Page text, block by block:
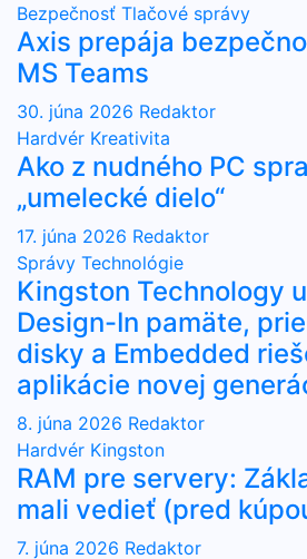
Bezpečnosť Tlačové správy
Axis prepája
MS Teams
30. júna 2026 Redaktor
Hardvér Kreativita
Ako z nudného PC
„umelecké dielo“
17. júna 2026 Redaktor
Správy Technológie
Kingston Technology
Design-In pamäte,
disky a Embedded
aplikácie novej
8. júna 2026 Redaktor
Hardvér Kingston
RAM pre servery:
mali vedieť (pred
7. júna 2026 Redaktor